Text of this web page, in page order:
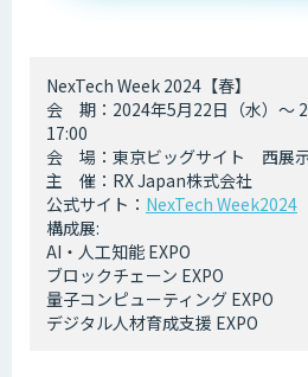
NexTech Week 2024【春】
会 期：2024年5月22日（水）～
17:00
会 場：東京ビッグサイト 西展
主 催：RX Japan株式会社
公式サイト： NexTech Week2024
構成展:
AI・人工知能 EXPO
ブロックチェーン EXPO
量子コンピューティング EXPO
デジタル人材育成支援 EXPO